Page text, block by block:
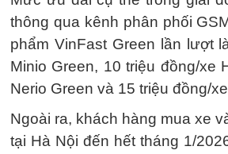
thông qua kênh phân phối
phẩm VinFast Green lần lượt
Minio Green, 10 triệu đồng/xe
Nerio Green và 15 triệu đồng/
Ngoài ra, khách hàng mua xe
tại Hà Nội đến hết tháng 1/